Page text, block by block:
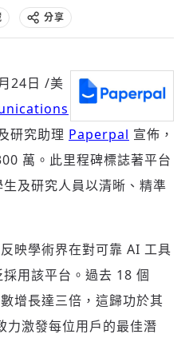
科技
社會
人文
分享
24日 /美
研究助理 Paperpal 宣佈，
萬。此里程碑標誌著平台
及研究人員以清晰、精準
映學術界在對可靠 AI 工具
用該平台。過去 18 個
增長達三倍，這歸功於其
力激發每位用戶的最佳潛